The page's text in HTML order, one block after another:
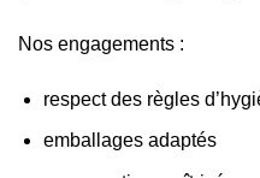
Nos engagements :
respect des règles
emballages adaptés